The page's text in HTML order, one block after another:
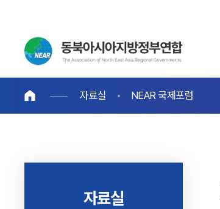
자료실 NEAR 국제포럼
자료실